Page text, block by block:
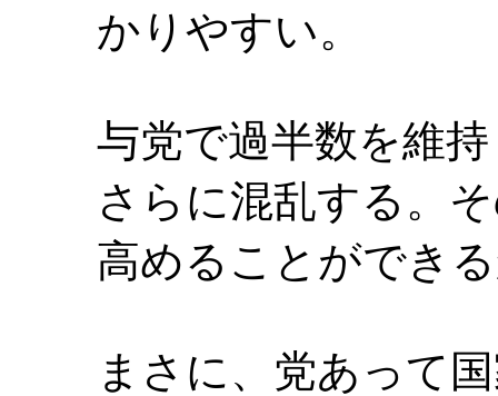
かりやすい。
与党で過半数を維持
さらに混乱する。
高めることができ
まさに、党あって